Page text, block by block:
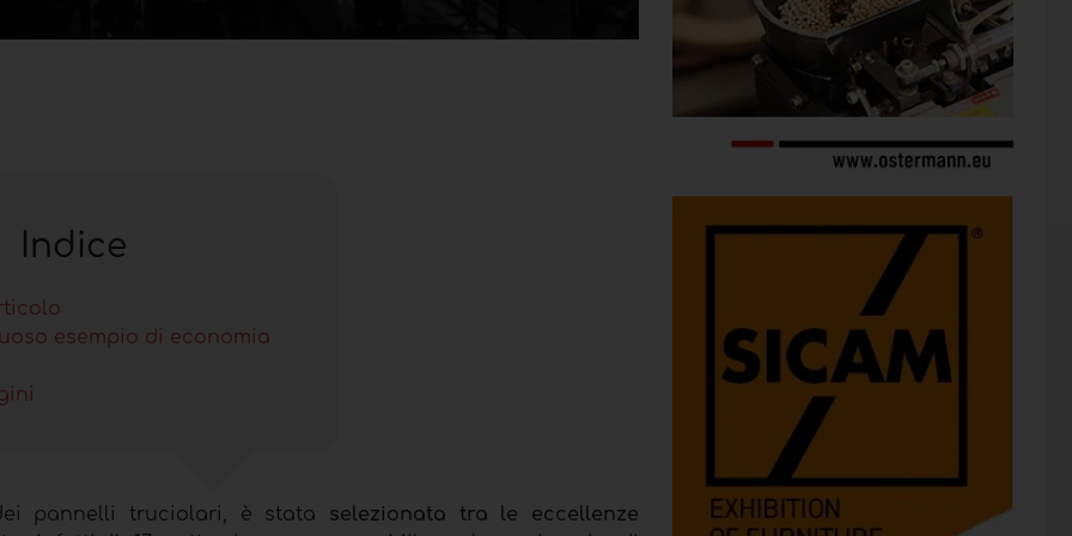
Indice
esempio di economia
pannelli truciolari, è stata selezionata tra le eccellenze